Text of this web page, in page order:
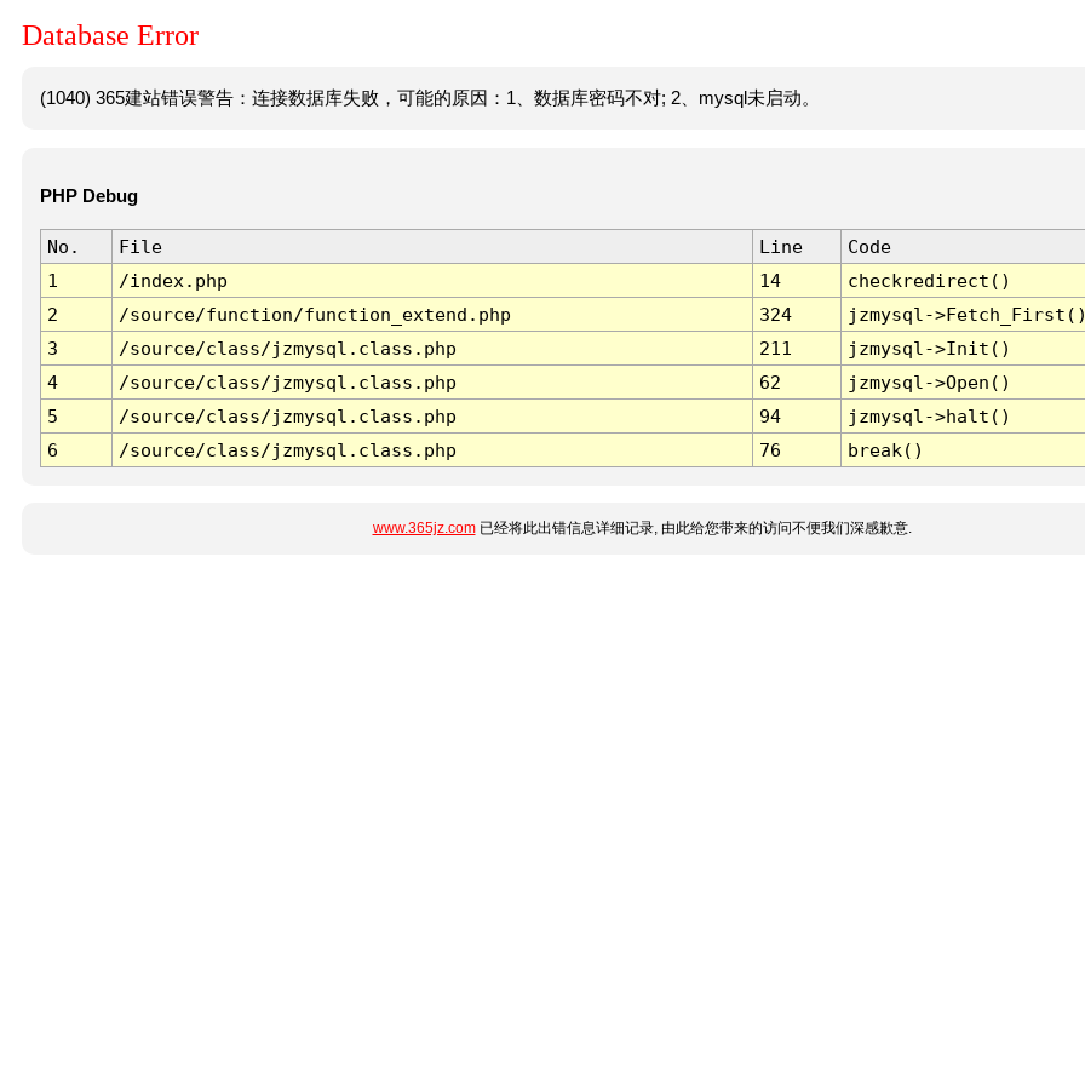
Database Error
(1040) 365建站错误警告：连接数据库失败，可能的原因：1、数据库密码不对; 2、mysql未启动。
PHP Debug
No. File Line
Code
1
/index.php 14
checkredirect()
2
/source/function/function_extend.php 324
jzmysql-
3
/source/class/jzmysql.class.php 211
jzmysql->Init()
4
/source/class/jzmysql.class.php 62
jzmysql->Open()
5
/source/class/jzmysql.class.php 94
jzmysql->halt()
6
/source/class/jzmysql.class.php 76 break()
www.365jz.com已经将此出错信息详细记录, 由此给您带来的访问不便我们深感歉意.